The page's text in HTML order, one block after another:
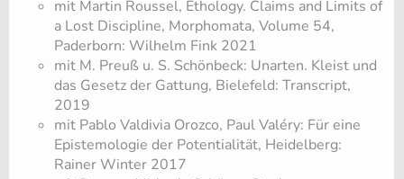
mit Martin Roussel, Ethology. Claims and Limits of
a Lost Discipline, Morphomata, Volume 54,
Paderborn: Wilhelm Fink 2021
mit M. Preuß u. S. Schönbeck: Unarten. Kleist und
das Gesetz der Gattung, Bielefeld: Transcript,
2019
mit Pablo Valdivia Orozco, Paul Valéry: Für eine
Epistemologie der Potentialität, Heidelberg:
Rainer Winter 2017